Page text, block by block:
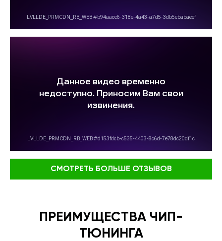
СМОТРЕТЬ БОЛЬШЕ ОТЗЫВОВ
ПРЕИМУЩЕСТВА ЧИП-
ТЮНИНГА